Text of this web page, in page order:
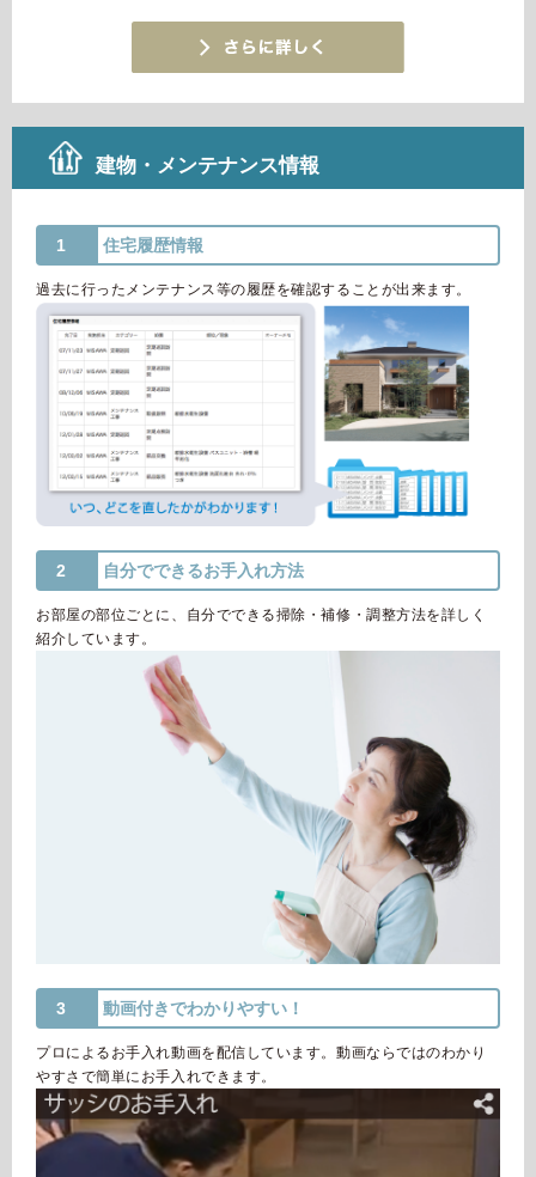
建物・メンテナンス情報
1 住宅履歴情報
過去に行ったメンテナンス等の履歴を確認することが出来ます。
2 自分でできるお手入れ方法
お部屋の部位ごとに、自分でできる掃除・補修・調整方法を詳しく
紹介しています。
3 動画付きでわかりやすい！
プロによるお手入れ動画を配信しています。動画ならではのわかり
やすさで簡単にお手入れできます。